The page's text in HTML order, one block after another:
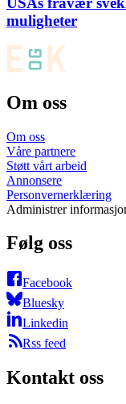
muligheter
Om oss
Om oss
Våre partnere
Støtt vårt arbeid
Annonsere
Personvernerklæring
Administrer
Følg oss
Facebook
Bluesky
Linkedin
Rss feed
Kontakt oss